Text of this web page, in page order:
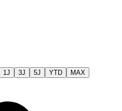
1J 3J 5J YTD MAX